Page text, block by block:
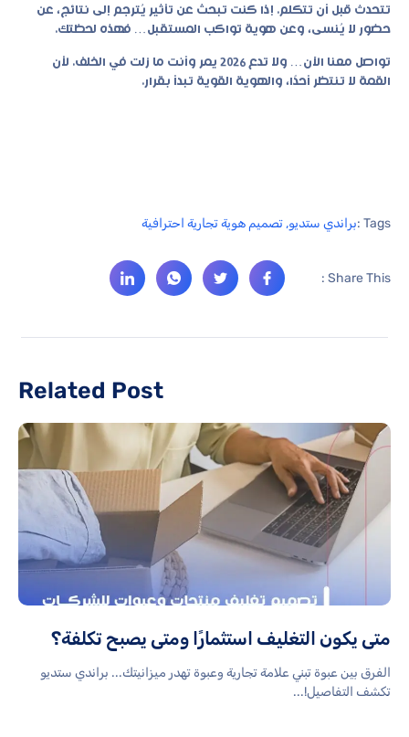
تتحدث قبل أن تتكلم. إذا كنت تبحث عن تأثير يُترجم إلى نتائج، عن
حضور لا يُنسى، وعن هوية تواكب المستقبل… فهذه لحظتك.
تواصل معنا الآن… ولا تدع 2026 يمر وأنت ما زلت في الخلف. لأن
القمة لا تنتظر أحدًا، والهوية القوية تبدأ بقرار.
Tags : براندي ستديو, تصميم هوية تجارية احترافية
Share This :
Related Post
متى يكون التغليف استثمارًا ومتى يصبح تكلفة؟
الفرق بين عبوة تبني علامة تجارية وعبوة تهدر ميزانيتك... براندي ستديو
تكشف التفاصيل!...